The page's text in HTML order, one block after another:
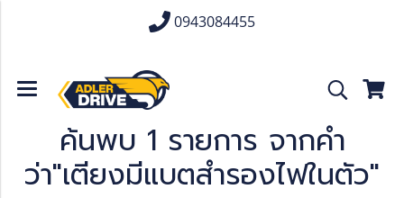
0943084455
ค้นพบ 1 รายการ จากคำ
ว่า"เตียงมีแบตสำรองไฟในตัว"